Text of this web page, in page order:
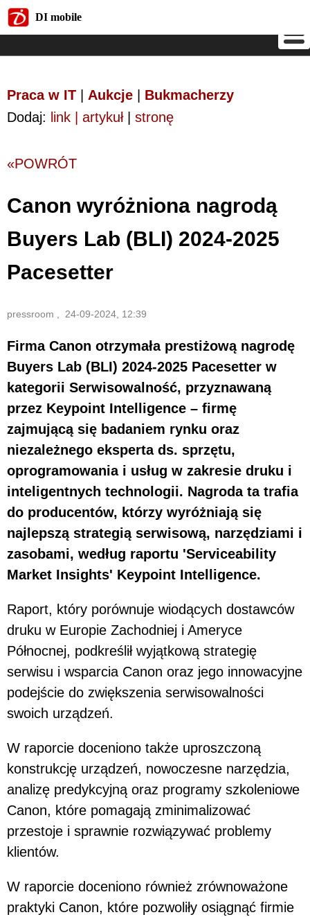
DI mobile
Praca w IT Aukcje
Bukmacherzy
Dodaj: link | artykuł| stronę
«POWRÓT
Canon wyróżniona nagrodą
Buyers Lab (BLI) 2024-2025
Pacesetter
pressroom , 24-09-2024, 12:39
Firma Canon otrzymała prestiżową nagrodę
Buyers Lab (BLI) 2024-2025 Pacesetter w
kategorii Serwisowalność, przyznawaną
przez Keypoint Intelligence – firmę
zajmującą się badaniem rynku oraz
niezależnego eksperta ds. sprzętu,
oprogramowania i usług w zakresie druku i
inteligentnych technologii. Nagroda ta trafia
do producentów, którzy wyróżniają się
najlepszą strategią serwisową, narzędziami i
zasobami, według raportu 'Serviceability
Market Insights' Keypoint Intelligence.
Raport, który porównuje wiodących dostawców
druku w Europie Zachodniej i Ameryce
Północnej, podkreślił wyjątkową strategię
serwisu i wsparcia Canon oraz jego innowacyjne
podejście do zwiększenia serwisowalności
swoich urządzeń.
W raporcie doceniono także uproszczoną
konstrukcję urządzeń, nowoczesne narzędzia,
analizę predykcyjną oraz programy szkoleniowe
Canon, które pomagają zminimalizować
przestoje i sprawnie rozwiązywać problemy
klientów.
W raporcie doceniono również zrównoważone
praktyki Canon, które pozwoliły osiągnąć firmie
DI mobile